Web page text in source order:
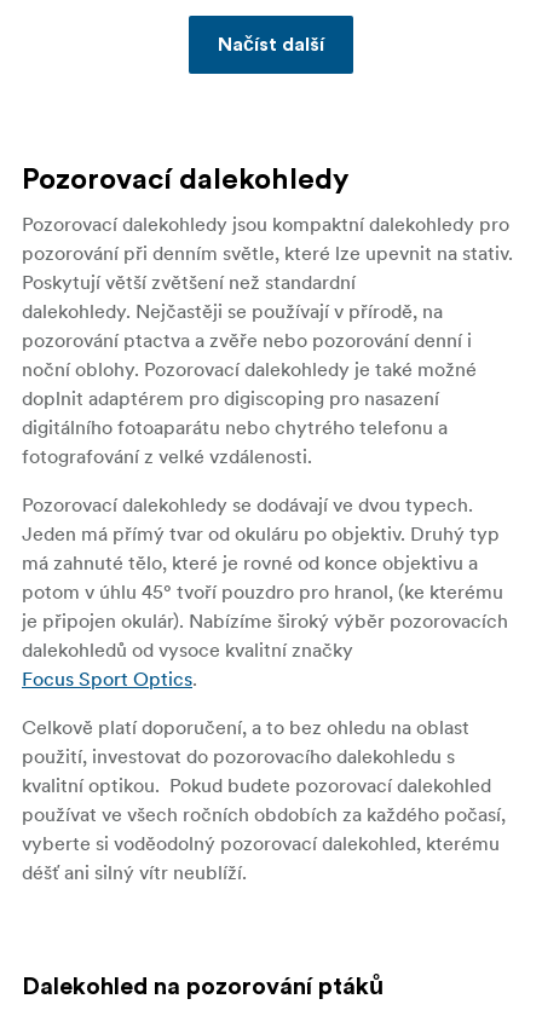
Načíst další
Pozorovací dalekohledy
Pozorovací dalekohledy jsou kompaktní dalekohledy pro
pozorování při denním světle, které lze upevnit na stativ.
Poskytují větší zvětšení než standardní
dalekohledy. Nejčastěji se používají v přírodě, na
pozorování ptactva a zvěře nebo pozorování denní i
noční oblohy. Pozorovací dalekohledy je také možné
doplnit adaptérem pro digiscoping pro nasazení
digitálního fotoaparátu nebo chytrého telefonu a
fotografování z velké vzdálenosti.
Pozorovací dalekohledy se dodávají ve dvou typech.
Jeden má přímý tvar od okuláru po objektiv. Druhý typ
má zahnuté tělo, které je rovné od konce objektivu a
potom v úhlu 45° tvoří pouzdro pro hranol, (ke kterému
je připojen okulár). Nabízíme široký výběr pozorovacích
dalekohledů od vysoce kvalitní značky
Focus Sport Optics.
Celkově platí doporučení, a to bez ohledu na oblast
použití, investovat do pozorovacího dalekohledu s
kvalitní optikou. Pokud budete pozorovací dalekohled
používat ve všech ročních obdobích za každého počasí,
vyberte si voděodolný pozorovací dalekohled, kterému
déšť ani silný vítr neublíží.
Dalekohled na pozorování ptáků